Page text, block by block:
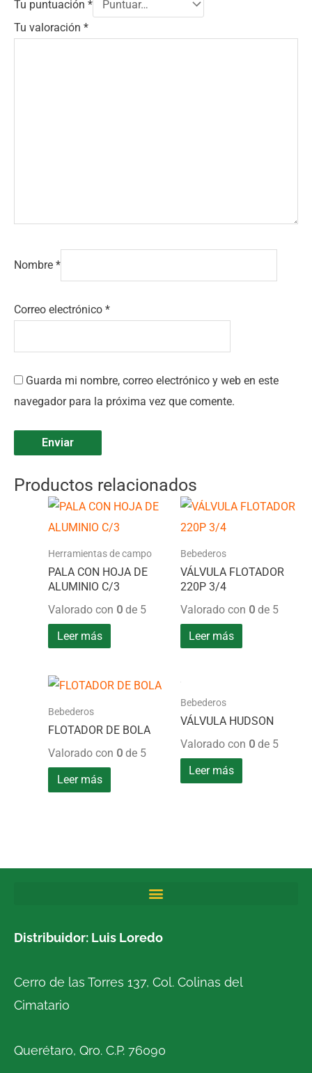
Tu puntuación *
Tu valoración *
Nombre *
Correo electrónico *
Guarda mi nombre, correo electrónico y web en este
navegador para la próxima vez que comente.
Productos relacionados
Herramientas de campo
PALA CON HOJA DE
ALUMINIO C/3
Valorado con 0 de 5
Leer más
Bebederos
VÁLVULA FLOTADOR
220P 3/4
Valorado con 0de 5
Leer más
Bebederos
FLOTADOR DE BOLA
Valorado con 0 de 5
Leer más
Bebederos
VÁLVULA HUDSON
Valorado con 0de 5
Leer más
Distribuidor: Luis Loredo
Cerro de las Torres 137, Col. Colinas del
Cimatario
Querétaro, Qro. C.P. 76090